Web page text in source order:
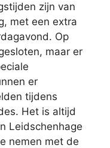
zijn van
met een extra
Op
maar er
er
tijdens
Het is altijd
Leidschenhage
nemen met de